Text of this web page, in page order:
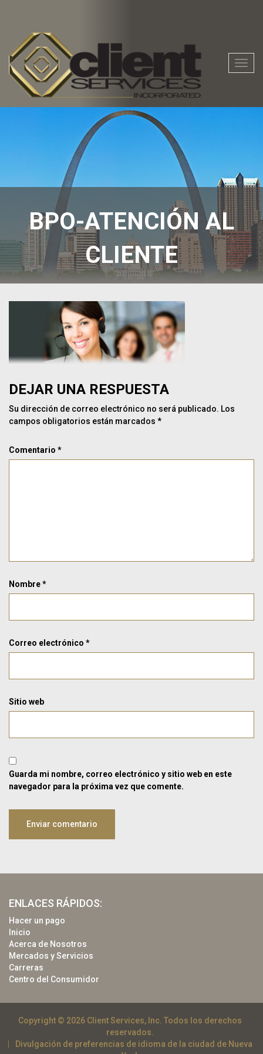
de
BPO-ATENCIÓN AL
CLIENTE
DEJAR UNA RESPUESTA
Su dirección de correo electrónico no será publicado. Los
campos obligatorios están marcados *
Comentario *
Nombre*
Correo electrónico *
Sitio web
Guarda mi nombre, correo electrónico y sitio web en este
navegador para la próxima vez que comente.
ENLACES RÁPIDOS:
Hacer un pago
Inicio
Acerca de Nosotros
Mercados y Servicios
Carreras
Centro del Consumidor
Copyright © 2026 Client Services, Inc. Todos los derechos
reservados.
Divulgación de preferencias de idioma de la ciudad de Nueva